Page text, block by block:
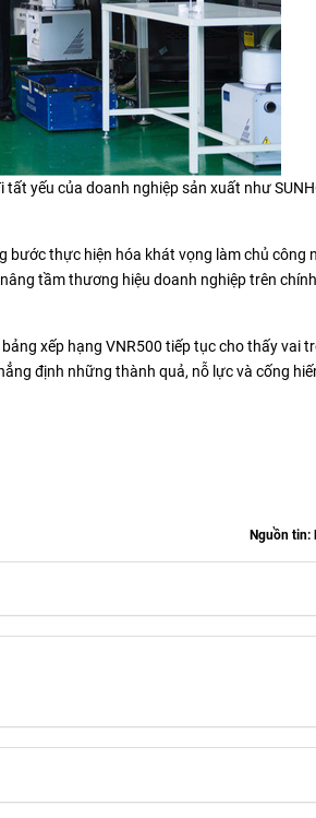
yếu của doanh nghiệp sản xuất như
bước thực hiện hóa khát vọng làm chủ công
tầm thương hiệu doanh nghiệp trên
xếp hạng VNR500 tiếp tục cho thấy vai
định những thành quả, nỗ lực và cống
Nguồn tin: